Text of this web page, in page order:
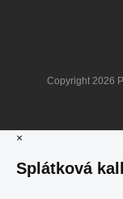
Copyright 2026
×
Splátková